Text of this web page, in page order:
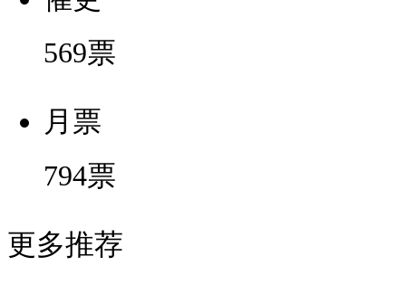
569票
月票
794票
更多推荐